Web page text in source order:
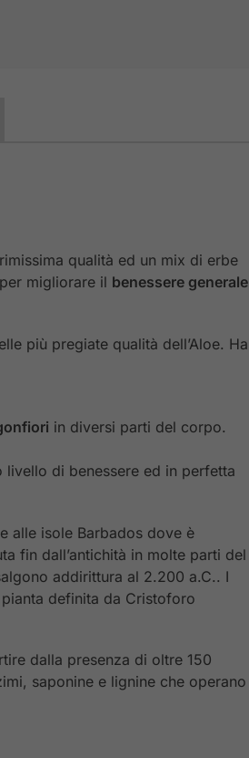
qualità ed un mix di erbe
migliorare il benessere generale
più pregiate qualità dell’Aloe. Ha
in diversi parti del corpo.
livello di benessere ed in perfetta
alle isole Barbados dove è
fin dall’antichità in molte parti del
addirittura al 2.200 a.C.. I
definita da Cristoforo
dalla presenza di oltre 150
saponine e lignine che operano